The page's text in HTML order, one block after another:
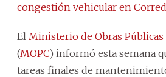
congestión vehicular en
El Ministerio de Obras
(MOPC) informó esta semana
tareas finales de